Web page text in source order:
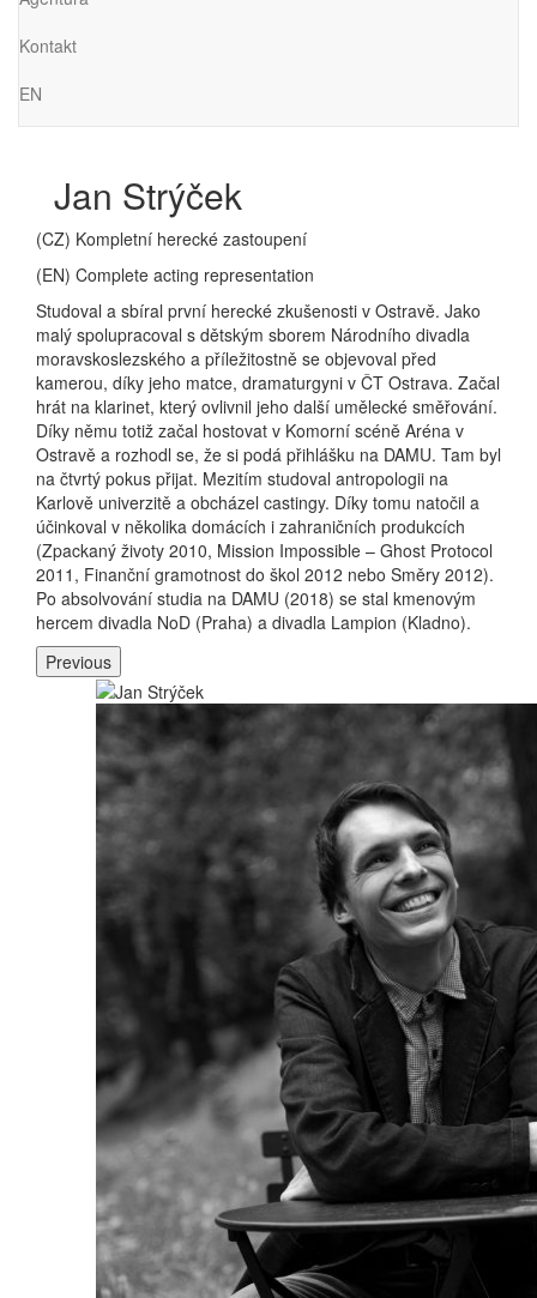
Kontakt
EN
Jan Strýček
(CZ) Kompletní herecké zastoupení
(EN) Complete acting representation
Studoval a sbíral první herecké zkušenosti v Ostravě. Jako
malý spolupracoval s dětským sborem Národního divadla
moravskoslezského a příležitostně se objevoval před
kamerou, díky jeho matce, dramaturgyni v ČT Ostrava. Začal
hrát na klarinet, který ovlivnil jeho další umělecké směřování.
Díky němu totiž začal hostovat v Komorní scéně Aréna v
Ostravě a rozhodl se, že si podá přihlášku na DAMU. Tam byl
na čtvrtý pokus přijat. Mezitím studoval antropologii na
Karlově univerzitě a obcházel castingy. Díky tomu natočil a
účinkoval v několika domácích i zahraničních produkcích
(Zpackaný životy 2010, Mission Impossible – Ghost Protocol
2011, Finanční gramotnost do škol 2012 nebo Směry 2012).
Po absolvování studia na DAMU (2018) se stal kmenovým
hercem divadla NoD (Praha) a divadla Lampion (Kladno).
Previous